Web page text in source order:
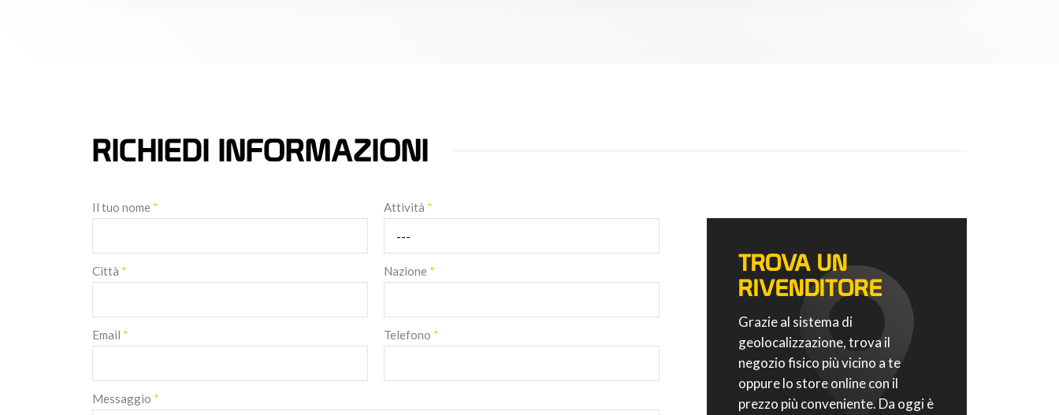
RICHIEDI INFORMAZIONI
Il tuo nome * Attività *
Città * Nazione *
Email * Telefono *
Messaggio *
TROVA UN
RIVENDITORE
Grazie al sistema di
geolocalizzazione, trova il
negozio fisico più vicino a te
oppure lo store online con il
prezzo più conveniente. Da oggi è